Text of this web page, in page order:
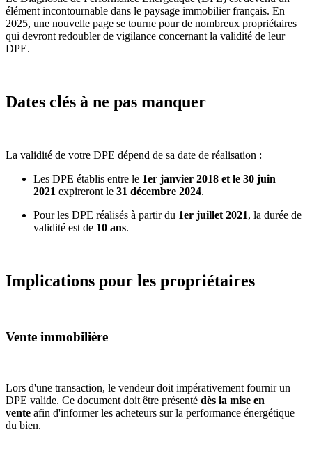
élément incontournable dans le paysage immobilier français. En
2025, une nouvelle page se tourne pour de nombreux propriétaires
qui devront redoubler de vigilance concernant la validité de leur
DPE.
Dates clés à ne pas manquer
La validité de votre DPE dépend de sa date de réalisation :
Les DPE établis entre le 1er janvier 2018 et le 30 juin
2021 expireront le 31 décembre 2024.
Pour les DPE réalisés à partir du 1er juillet 2021, la durée de
validité est de 10 ans.
Implications pour les propriétaires
Vente immobilière
Lors d'une transaction, le vendeur doit impérativement fournir un
DPE valide. Ce document doit être présenté dès la mise en
vente afin d'informer les acheteurs sur la performance énergétique
du bien.